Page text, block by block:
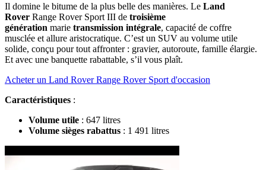
Il domine le bitume de la plus belle des manières. Le Land
Rover Range Rover Sport III de troisième
génération marie transmission intégrale, capacité de coffre
musclée et allure aristocratique. C’est un SUV au volume utile
solide, conçu pour tout affronter : gravier, autoroute, famille élargie.
Et avec une banquette rabattable, s’il vous plaît.
Acheter un Land Rover Range Rover Sport d'occasion
Caractéristiques :
Volume utile : 647 litres
Volume sièges rabattus : 1 491 litres